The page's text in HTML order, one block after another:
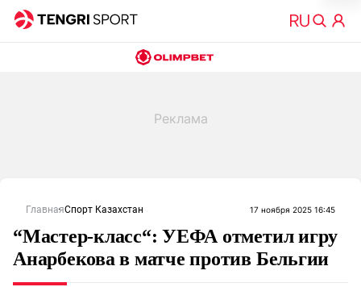
ГлавнаяСпорт Казахстан 17 ноября 2025 16:45
“Мастер-класс“: УЕФА отметил игру
Анарбекова в матче против Бельгии